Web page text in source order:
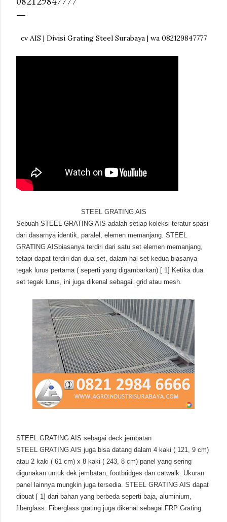
cv AIS | Divisi Grating Steel Surabaya | wa 082129847777
STEEL GRATING AIS
Sebuah STEEL GRATING AIS adalah setiap koleksi teratur spasi
dari dasarnya identik, paralel, elemen memanjang. STEEL
GRATING AISbiasanya terdiri dari satu set elemen memanjang,
tetapi dapat terdiri dari dua set, dalam hal set kedua biasanya
tegak lurus pertama ( seperti yang digambarkan) [ 1] Ketika dua
set tegak lurus, ini juga dikenal sebagai. grid atau mesh.
STEEL GRATING AIS sebagai deck jembatan
STEEL GRATING AIS juga bisa datang dalam 4 kaki ( 121, 9 cm)
atau 2 kaki ( 61 cm) x 8 kaki ( 243, 8 cm) panel yang sering
digunakan untuk dek jembatan, footbridges dan catwalk. Ukuran
panel lainnya mungkin juga tersedia. STEEL GRATING AIS dapat
dibuat [ 1] dari bahan yang berbeda seperti baja, aluminium,
fiberglass. Fiberglass grating juga dikenal sebagai FRP Grating.